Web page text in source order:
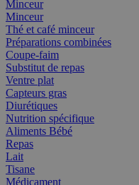
Minceur
Minceur
Thé et café minceur
Préparations combinées
Coupe-faim
Substitut de repas
Ventre plat
Capteurs gras
Diurétiques
Nutrition spécifique
Aliments Bébé
Repas
Lait
Tisane
Médicament